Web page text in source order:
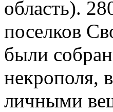
область).
поселков
были
некрополя,
личными